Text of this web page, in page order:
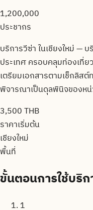
1,200,000
ประชากร
บริการวีซ่า ในเชียงใหม่ —
ประเทศ ครอบคลุมท่องเที่ย
เตรียมเอกสารตามเช็กลิส
พิจารณาเป็นดุลพินิจของห
3,500 THB
ราคาเริ่มต้น
เชียงใหม่
พื้นที่
ขั้นตอนการใช้บริก
1